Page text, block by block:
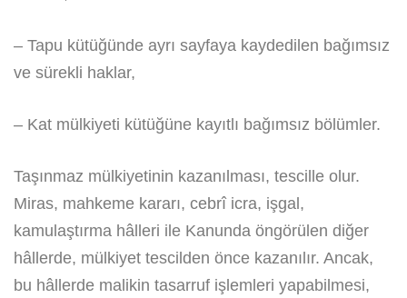
– Tapu kütüğünde ayrı sayfaya kaydedilen bağımsız
ve sürekli haklar,
– Kat mülkiyeti kütüğüne kayıtlı bağımsız bölümler.
Taşınmaz mülkiyetinin kazanılması, tescille olur.
Miras, mahkeme kararı, cebrî icra, işgal,
kamulaştırma hâlleri ile Kanunda öngörülen diğer
hâllerde, mülkiyet tescilden önce kazanılır. Ancak,
bu hâllerde malikin tasarruf işlemleri yapabilmesi,